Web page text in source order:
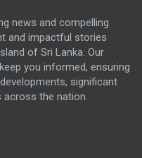
news and compelling
and impactful stories
of Sri Lanka. Our
you informed, ensuring
significant
across the nation.